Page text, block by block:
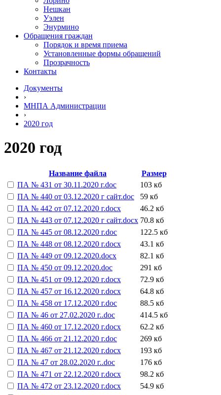
Нешкан
Уэлен
Энурмино
Обращения граждан
Порядок и время приема
Установленные формы обращений
Прозрачность
Контакты
Документы
›
МНПА Администрации
›
2020 год
2020 год
Название файла
Размер
ПА № 431 от 30.11.2020 г.doc
103 кб
ПА № 440 от 03.12.2020 г сайт.doc
59 кб
ПА № 442 от 07.12.2020 г.docx
46.2 кб
ПА № 443 от 07.12.2020 г сайт.docx 70.8 кб
ПА № 445 от 08.12.2020 г.doc
122.5 кб
ПА № 448 от 08.12.2020 г.docx
43.1 кб
ПА № 449 от 09.12.2020.docx
82.1 кб
ПА № 450 от 09.12.2020.doc
291 кб
ПА № 451 от 09.12.2020 г.docx
72.9 кб
ПА № 457 от 16.12.2020 г.docx
64.8 кб
ПА № 458 от 17.12.2020 г.doc
88.5 кб
ПА № 46 от 27.02.2020 г..doc
414.5 кб
ПА № 460 от 17.12.2020 г.docx
62.2 кб
ПА № 466 от 21.12.2020 г.doc
269 кб
ПА № 467 от 21.12.2020 г.docx
193 кб
ПА № 47 от 28.02.2020 г..doc
176 кб
ПА № 471 от 22.12.2020 г.docx
98.2 кб
ПА № 472 от 23.12.2020 г.docx
54.9 кб